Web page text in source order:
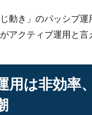
動き」のパッシブ
アクティブ運用と言
用は非効率